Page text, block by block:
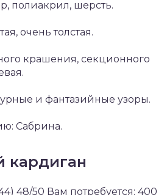
полиакрил, шерсть.
очень толстая.
крашения, секционного
и фантазийные узоры.
Сабрина.
кардиган
48/50 Вам потребуется: 400